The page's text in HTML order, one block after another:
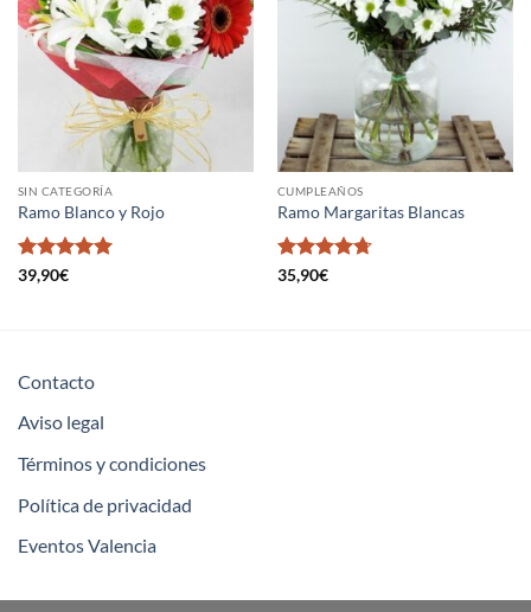
SIN CATEGORÍA
Ramo Blanco y Rojo
Valorado en
39,90€
CUMPLEAÑOS
Ramo Margaritas Blancas
Valorado
35,90€
Contacto
Aviso legal
Términos y condiciones
Política de privacidad
Eventos Valencia